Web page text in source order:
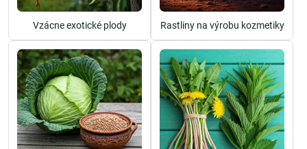
Vzácne exotické plody Rastliny na výrobu kozmetiky